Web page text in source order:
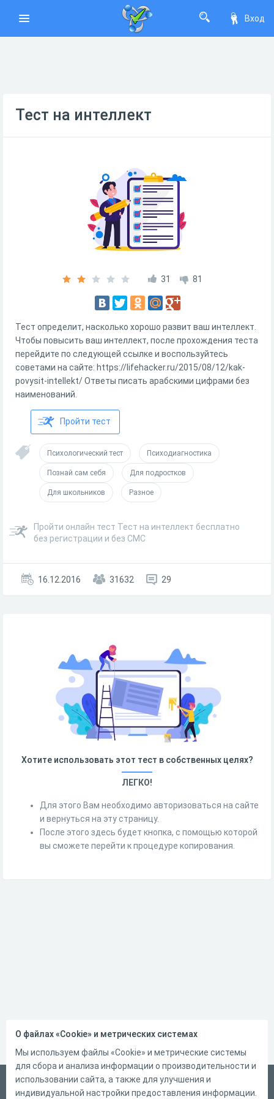
Вход
Тест на интеллект
31 81
Тест определит, насколько хорошо развит ваш интеллект.
Чтобы повысить ваш интеллект, после прохождения теста
перейдите по следующей ссылке и воспользуйтесь
советами на сайте: https://lifehacker.ru/2015/08/12/kak-
povysit-intellekt/ Ответы писать арабскими цифрами без
наименований.
Пройти тест
Психологический тест Психодиагностика
Познай сам себя Для подростков
Для школьников Разное
Пройти онлайн тест Тест на интеллект бесплатно
без регистрации и без СМС
16.12.2016 31632 29
Хотите использовать этот тест в собственных целях?
ЛЕГКО!
Для этого Вам необходимо авторизоваться на сайте
и вернуться на эту страницу.
После этого здесь будет кнопка, с помощью которой
вы сможете перейти к процедуре копирования.
Русский
О файлах «Cookie» и метрических системах
Мы используем файлы «Cookie» и метрические системы
для сбора и анализа информации о производительности и
использовании сайта, а также для улучшения и
индивидуальной настройки предоставления информации.